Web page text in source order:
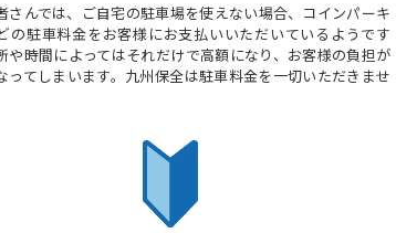
さんでは、ご自宅の駐車場を使えない場合、コインパーキ
の駐車料金をお客様にお支払いいただいているようです
や時間によってはそれだけで高額になり、お客様の負担が
ってしまいます。九州保全は駐車料金を一切いただきませ